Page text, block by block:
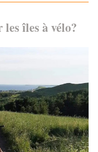
îles à vélo?